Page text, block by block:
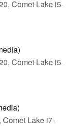
Comet Lake i5-
Comet Lake i5-
Lake i7-